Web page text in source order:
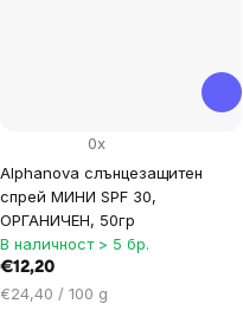
Alphanova слънцезащитен
спрей МИНИ SPF 30,
ОРГАНИЧЕН, 50гр
0x
В наличност > 5 бр.
€12,20
Цена
€24,40 / 100 g